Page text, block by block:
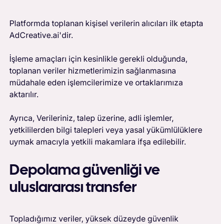
Platformda toplanan kişisel verilerin alıcıları ilk etapta
AdCreative.ai'dir.
İşleme amaçları için kesinlikle gerekli olduğunda,
toplanan veriler hizmetlerimizin sağlanmasına
müdahale eden işlemcilerimize ve ortaklarımıza
aktarılır.
Ayrıca, Verileriniz, talep üzerine, adli işlemler,
yetkililerden bilgi talepleri veya yasal yükümlülüklere
uymak amacıyla yetkili makamlara ifşa edilebilir.
Depolama güvenliği ve
uluslararası transfer
Topladığımız veriler, yüksek düzeyde güvenlik